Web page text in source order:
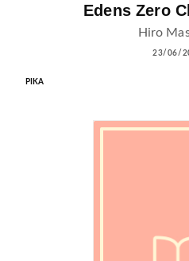
Edens Zero
Hiro
23/06/
PIKA